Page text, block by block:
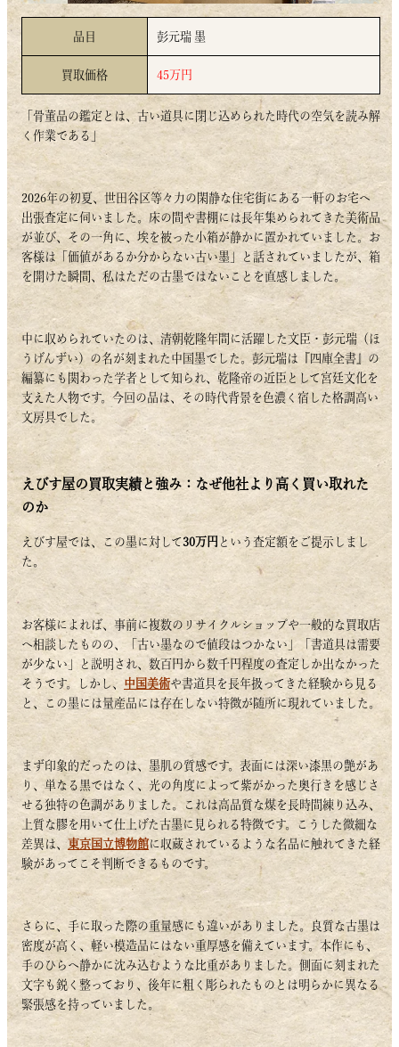
品目 彭元瑞 墨
買取価格 45万円
「骨董品の鑑定とは、古い道具に閉じ込められた時代の空気を読み解
く作業である」
2026年の初夏、世田谷区等々力の閑静な住宅街にある一軒のお宅へ
出張査定に伺いました。床の間や書棚には長年集められてきた美術品
が並び、その一角に、埃を被った小箱が静かに置かれていました。お
客様は「価値があるか分からない古い墨」と話されていましたが、箱
を開けた瞬間、私はただの古墨ではないことを直感しました。
中に収められていたのは、清朝乾隆年間に活躍した文臣・彭元瑞（ほ
うげんずい）の名が刻まれた中国墨でした。彭元瑞は『四庫全書』の
編纂にも関わった学者として知られ、乾隆帝の近臣として宮廷文化を
支えた人物です。今回の品は、その時代背景を色濃く宿した格調高い
文房具でした。
えびす屋の買取実績と強み：なぜ他社より高く買い取れた
のか
えびす屋では、この墨に対して30万円 という査定額をご提示しまし
た。
お客様によれば、事前に複数のリサイクルショップや一般的な買取店
へ相談したものの、「古い墨なので値段はつかない」「書道具は需要
が少ない」と説明され、数百円から数千円程度の査定しか出なかった
そうです。しかし、 中国美術や書道具を長年扱ってきた経験から見る
と、この墨には量産品には存在しない特徴が随所に現れていました。
まず印象的だったのは、墨肌の質感です。表面には深い漆黒の艶があ
り、単なる黒ではなく、光の角度によって紫がかった奥行きを感じさ
せる独特の色調がありました。これは高品質な煤を長時間練り込み、
上質な膠を用いて仕上げた古墨に見られる特徴です。こうした微細な
差異は、東京国立博物館に収蔵されているような名品に触れてきた経
験があってこそ判断できるものです。
さらに、手に取った際の重量感にも違いがありました。良質な古墨は
密度が高く、軽い模造品にはない重厚感を備えています。本作にも、
手のひらへ静かに沈み込むような比重がありました。側面に刻まれた
文字も鋭く整っており、後年に粗く彫られたものとは明らかに異なる
緊張感を持っていました。